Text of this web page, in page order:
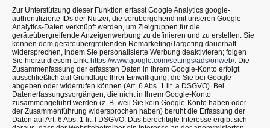
Zur Unterstützung dieser Funktion erfasst Google Analytics google-
authentifizierte IDs der Nutzer, die vorübergehend mit unseren Google-
Analytics-Daten verknüpft werden, um Zielgruppen für die
geräteübergreifende Anzeigenwerbung zu definieren und zu erstellen. Sie
können dem geräteübergreifenden Remarketing/Targeting dauerhaft
widersprechen, indem Sie personalisierte Werbung deaktivieren; folgen
Sie hierzu diesem Link: https://www.google.com/settings/ads/onweb/. Die
Zusammenfassung der erfassten Daten in Ihrem Google-Konto erfolgt
ausschließlich auf Grundlage Ihrer Einwilligung, die Sie bei Google
abgeben oder widerrufen können (Art. 6 Abs. 1 lit. a DSGVO). Bei
Datenerfassungsvorgängen, die nicht in Ihrem Google-Konto
zusammengeführt werden (z. B. weil Sie kein Google-Konto haben oder
der Zusammenführung widersprochen haben) beruht die Erfassung der
Daten auf Art. 6 Abs. 1 lit. f DSGVO. Das berechtigte Interesse ergibt sich